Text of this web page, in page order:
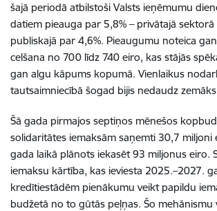
šajā periodā atbilstoši Valsts ieņēmumu
datiem pieauga par 5,8% – privātajā
publiskajā par 4,6%. Pieaugumu noteica
celšana no 700 līdz 740 eiro, kas stājās
gan algu kāpums kopumā. Vienlaikus
tautsaimniecībā šogad bijis nedaudz
Šā gada pirmajos septiņos mēnešos
solidaritātes iemaksām saņemti 30,7 miljoni
gada laikā plānots iekasēt 93 miljonus eiro.
iemaksu kārtība, kas ieviesta 2025.–2027.
kredītiestādēm pienākumu veikt papildu
budžetā no to gūtās peļņas. Šo mehānismu